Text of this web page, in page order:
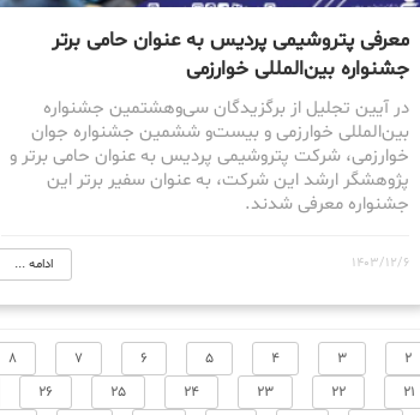
معرفی پتروشیمی پردیس به عنوان حامی برتر
جشنواره بین‌المللی خوارزمی
در آیین تجلیل از برگزیدگان سی‌وهشتمین جشنواره
بین‌المللی خوارزمی و بیست‌و ششمین جشنواره جوان
خوارزمی، شرکت پتروشیمی پردیس به عنوان حامی برتر و
پژوهشگر ارشد این شرکت، به عنوان سفیر برتر این
جشنواره معرفی شدند.
1403/12/6 ادامه ...
2
3
4
5
6
7
8
21
22
23
24
25
26